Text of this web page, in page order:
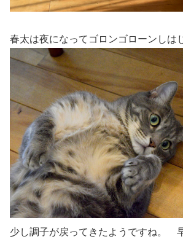
春太は夜になってゴロンゴローンしは
少し調子が戻ってきたようですね。